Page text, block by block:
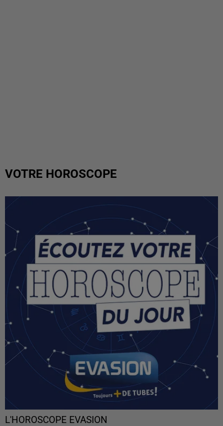
VOTRE HOROSCOPE
L'HOROSCOPE EVASION